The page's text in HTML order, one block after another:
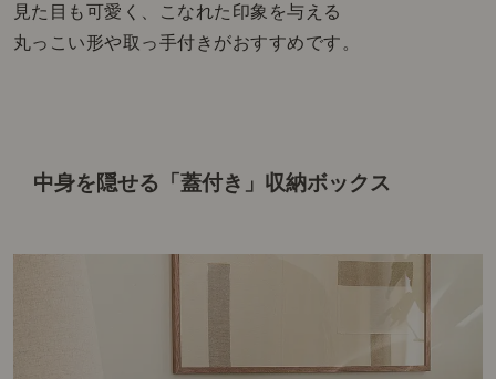
見た目も可愛く、こなれた印象を与える
丸っこい形や取っ手付きがおすすめです。
中身を隠せる「蓋付き」収納ボックス